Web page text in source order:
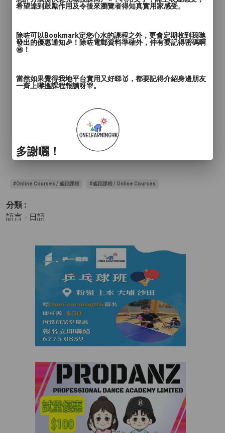
上課時間 :
照您方便的時間自由排定
#Online Courses / 遙距課程 #遙距課程 / Online Courses
分類 :
語言 - 日語
希望達到鼓勵作用及令後來瀏覽者得知真實用家感受。
除咗可以Bookmark定您心水的課程之外，更會定期收到我哋
發出的優惠通知🎉！除咗電郵資料準確外，仲有要記得密碼啊
㊙️！
當然如果覺得我地平台實用又好睇🥇，都要記得介紹身邊朋友
一齊上嚟搵課程報讀呀🎊。
多謝曬！